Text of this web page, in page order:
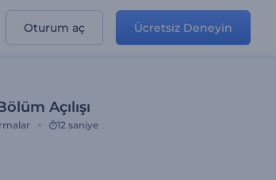
Oturum aç Ücretsiz Deneyin
Açılışı
12 saniye